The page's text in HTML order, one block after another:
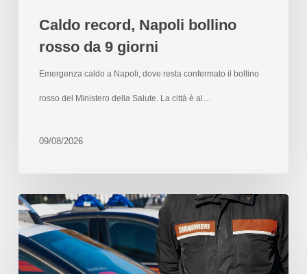
Caldo record, Napoli bollino
rosso da 9 giorni
Emergenza caldo a Napoli, dove resta confermato il bollino
rosso del Ministero della Salute. La città è al…
09/08/2026